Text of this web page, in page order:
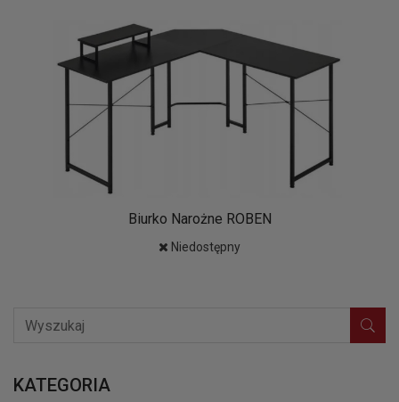
Biurko Narożne ROBEN
Niedostępny
KATEGORIA